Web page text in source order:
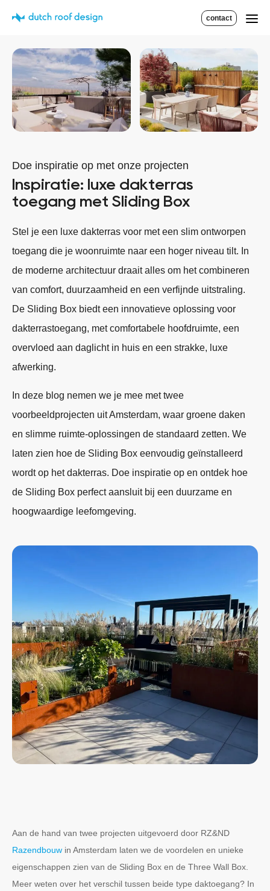
contact
Doe inspiratie op met onze projecten
Inspiratie: luxe dakterras
toegang met Sliding Box
Stel je een luxe dakterras voor met een slim ontworpen
toegang die je woonruimte naar een hoger niveau tilt. In
de moderne architectuur draait alles om het combineren
van comfort, duurzaamheid en een verfijnde uitstraling.
De Sliding Box biedt een innovatieve oplossing voor
dakterrastoegang, met comfortabele hoofdruimte, een
overvloed aan daglicht in huis en een strakke, luxe
afwerking.
In deze blog nemen we je mee met twee
voorbeeldprojecten uit Amsterdam, waar groene daken
en slimme ruimte-oplossingen de standaard zetten. We
laten zien hoe de Sliding Box eenvoudig geïnstalleerd
wordt op het dakterras. Doe inspiratie op en ontdek hoe
de Sliding Box perfect aansluit bij een duurzame en
hoogwaardige leefomgeving.
Aan de hand van twee projecten uitgevoerd door RZ&ND
Razendbouw in Amsterdam laten we de voordelen en unieke
eigenschappen zien van de Sliding Box en de Three Wall Box.
Meer weten over het verschil tussen beide type daktoegang? In